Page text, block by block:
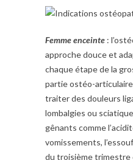
Femme enceinte :
approche douce et
chaque étape de la
partie ostéo-
traiter des douleurs
lombalgies ou
gênants comme
vomissements,
du troisième